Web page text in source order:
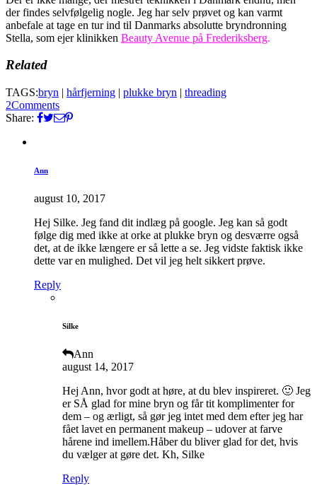
der findes selvfølgelig nogle. Jeg har selv prøvet og kan varmt
anbefale at tage en tur ind til Danmarks absolutte bryndronning
Stella, som ejer klinikken Beauty Avenue på Frederiksberg.
Related
TAGS:bryn | hårfjerning | plukke bryn | threading
2Comments
Share:
Ann
august 10, 2017
Hej Silke. Jeg fand dit indlæg på google. Jeg kan så godt
følge dig med ikke at orke at plukke bryn og desværre også
det, at de ikke længere er så lette a se. Jeg vidste faktisk ikke
dette var en mulighed. Det vil jeg helt sikkert prøve.
Reply
Silke
Ann
august 14, 2017
Hej Ann, hvor godt at høre, at du blev inspireret. 🙂 Jeg
er SÅ glad for mine bryn og får tit komplimenter for
dem – og ærligt, så gør jeg intet med dem efter jeg har
fået lavet en permanent makeup – udover at farve
hårene ind imellem.Håber du bliver glad for det, hvis
du vælger at gøre det. Kh, Silke
Reply